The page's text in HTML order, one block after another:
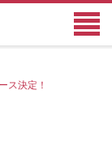
ス決定！